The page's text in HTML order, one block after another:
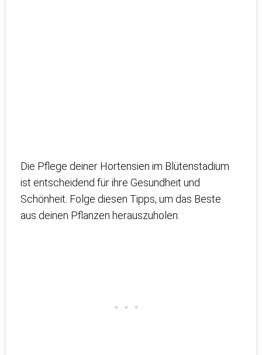
Die Pflege deiner Hortensien im Blütenstadium
ist entscheidend für ihre Gesundheit und
Schönheit. Folge diesen Tipps, um das Beste
aus deinen Pflanzen herauszuholen: